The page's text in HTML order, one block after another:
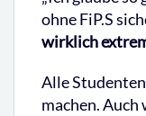
ohne FiP.S
wirklich
Alle
machen. Auch